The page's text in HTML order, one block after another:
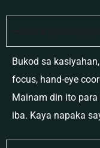
Bukod sa
focus, hand-eye
Mainam din ito
iba. Kaya napaka